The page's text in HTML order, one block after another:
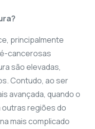
principalmente
cancerosas
são elevadas,
Contudo, ao ser
avançada, quando o
outras regiões do
mais complicado